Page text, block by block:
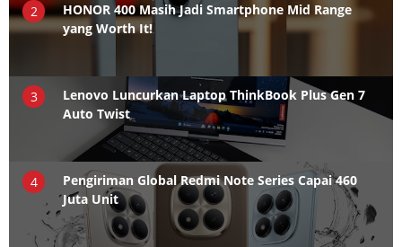
2
HONOR 400 Masih Jadi Smartphone Mid Range
yang Worth It!
3
Lenovo Luncurkan Laptop ThinkBook Plus Gen 7
Auto Twist
4
Pengiriman Global Redmi Note Series Capai 460
Juta Unit